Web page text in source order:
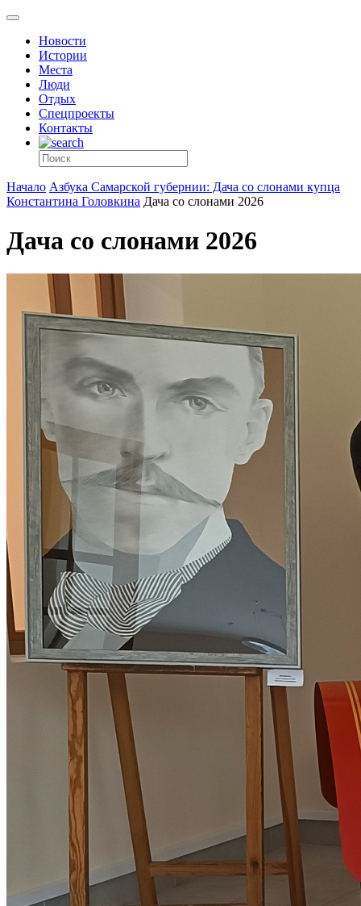
Новости
Истории
Места
Люди
Отдых
Спецпроекты
Контакты
Начало Азбука Самарской губернии: Дача со слонами купца
Константина Головкина Дача со слонами 2026
Дача со слонами 2026